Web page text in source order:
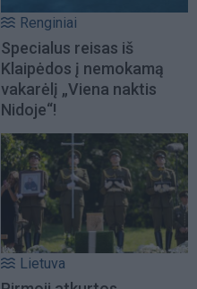
Renginiai
Specialus reisas iš
Klaipėdos į nemokamą
vakarėlį „Viena naktis
Nidoje“!
Lietuva